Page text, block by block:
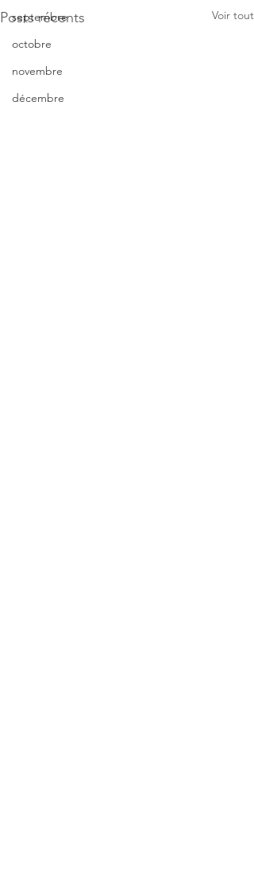
septembre
octobre
novembre
décembre
Posts récents Voir tout